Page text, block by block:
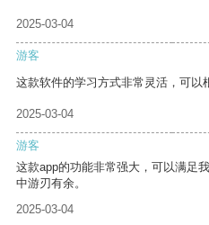
2025-03-04
游客
这款软件的学习方式非常灵活，可以
2025-03-04
游客
这款app的功能非常强大，可以满足
中游刃有余。
2025-03-04